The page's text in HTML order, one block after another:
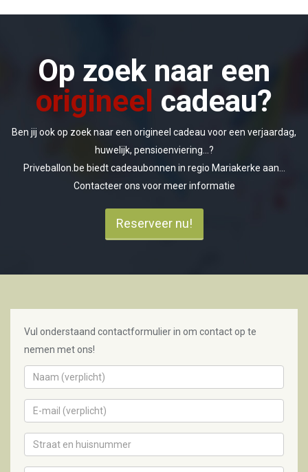
Op zoek naar een
origineel cadeau?
Ben jij ook op zoek naar een origineel cadeau voor een verjaardag,
huwelijk, pensioenviering...?
Priveballon.be biedt cadeaubonnen in regio Mariakerke aan...
Contacteer ons voor meer informatie
Reserveer nu!
Vul onderstaand contactformulier in om contact op te
nemen met ons!